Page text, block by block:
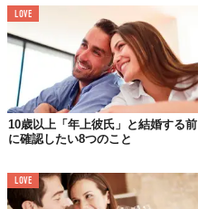
LOVE
10歳以上「年上彼氏」と結婚する前
に確認したい8つのこと
LOVE